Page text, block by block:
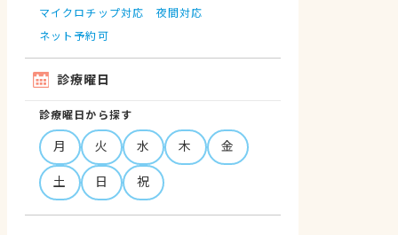
マイクロチップ対応
夜間対応
ネット予約可
診療曜日
診療曜日から探す
月 火 水 木
金
土
日 祝